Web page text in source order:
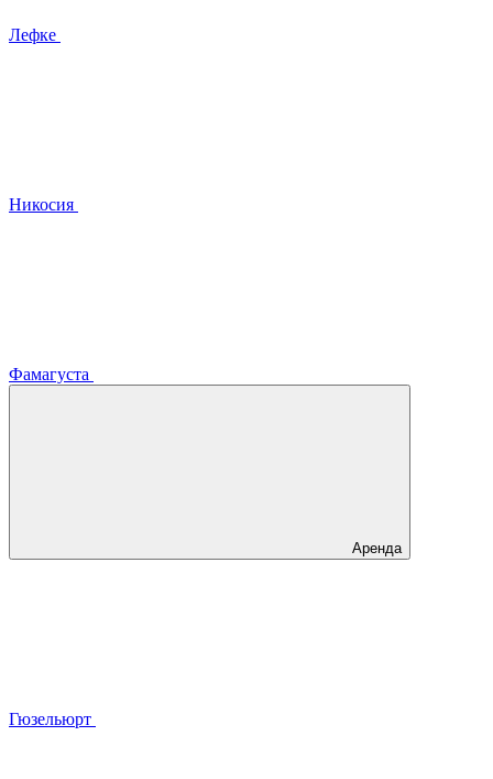
Лефке
Никосия
Фамагуста
Аренда
Гюзельюрт